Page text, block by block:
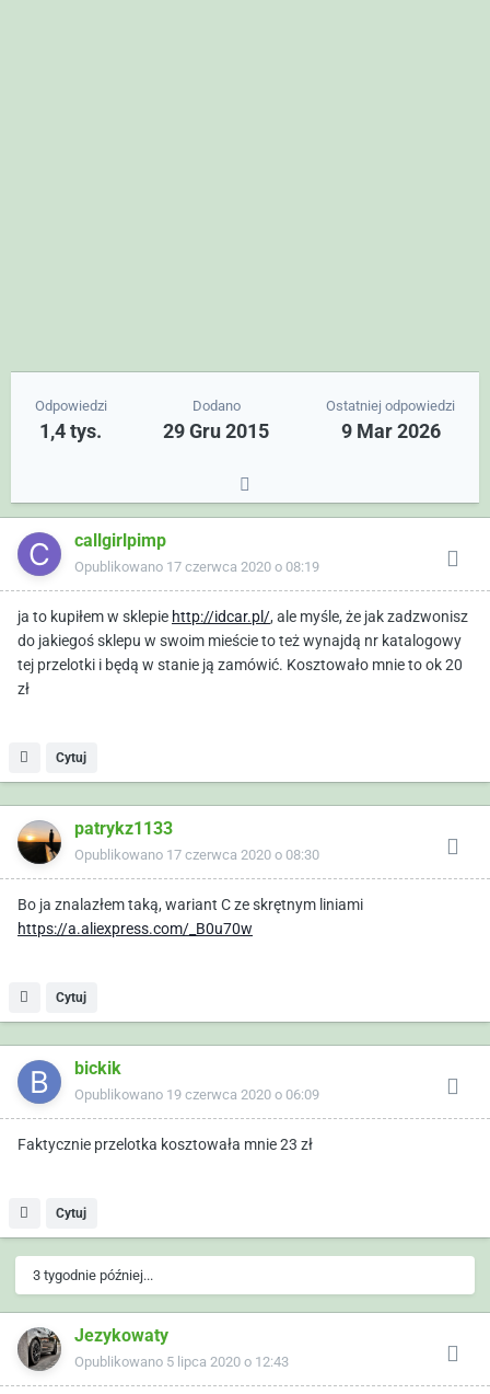
Odpowiedzi
1,4 tys.
Dodano
29 Gru 2015
Ostatniej odpowiedzi
9 Mar 2026
callgirlpimp
Opublikowano 17 czerwca 2020 o 08:19
ja to kupiłem w sklepie http://idcar.pl/, ale myśle, że jak zadzwonisz
do jakiegoś sklepu w swoim mieście to też wynajdą nr katalogowy
tej przelotki i będą w stanie ją zamówić. Kosztowało mnie to ok 20
zł
Cytuj
patrykz1133
Opublikowano 17 czerwca 2020 o 08:30
Bo ja znalazłem taką, wariant C ze skrętnym liniami
https://a.aliexpress.com/_B0u70w
Cytuj
bickik
Opublikowano 19 czerwca 2020 o 06:09
Faktycznie przelotka kosztowała mnie 23 zł
Cytuj
3 tygodnie później...
Jezykowaty
Opublikowano 5 lipca 2020 o 12:43